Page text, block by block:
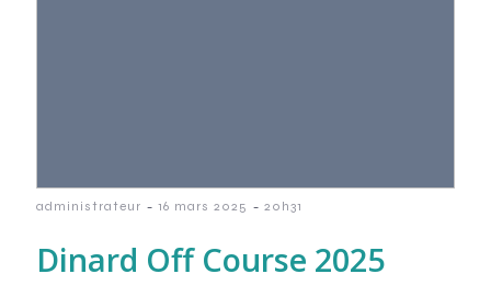
administrateur - 16 mars 2025 - 20h31
Dinard Off Course 2025